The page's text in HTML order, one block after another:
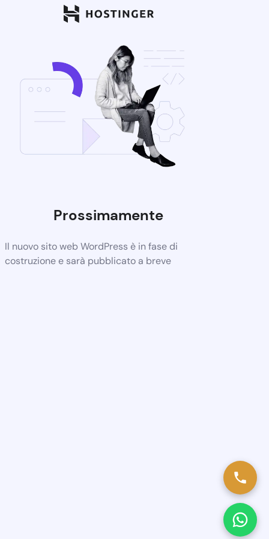
Prossimamente
Il nuovo sito web WordPress è in fase di
costruzione e sarà pubblicato a breve